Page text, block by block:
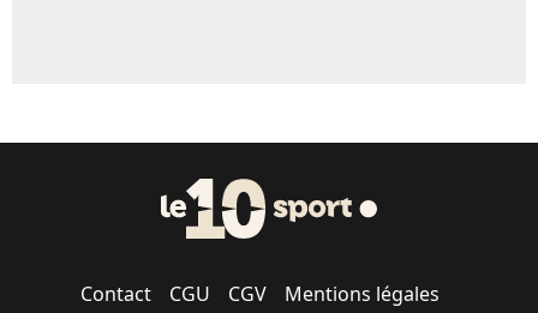
Contact CGU CGV Mentions légales